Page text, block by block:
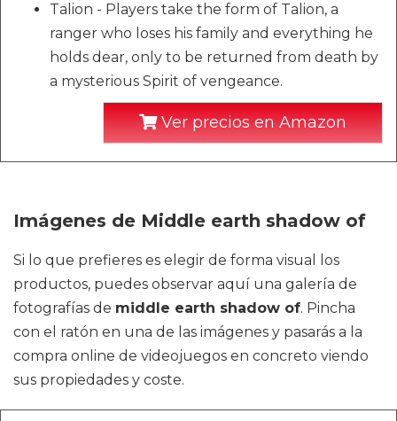
Talion - Players take the form of Talion, a
ranger who loses his family and everything he
holds dear, only to be returned from death by
a mysterious Spirit of vengeance.
Ver precios en Amazon
Imágenes de Middle earth shadow of
Si lo que prefieres es elegir de forma visual los
productos, puedes observar aquí una galería de
fotografías de middle earth shadow of. Pincha
con el ratón en una de las imágenes y pasarás a la
compra online de videojuegos en concreto viendo
sus propiedades y coste.